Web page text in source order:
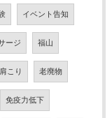
イベント告知
ージ 福山
肩こり 老廃物
免疫力低下